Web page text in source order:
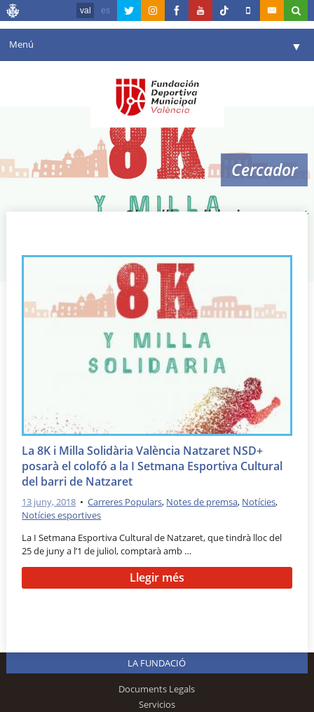
val es
Menú ▼
Comunicació ▼
Cercador
8k milla solidaria nazaret
La 8K i Milla Solidària València Natzaret NSD+
posarà el colofó a la I Setmana Esportiva Cultural
del barri de Natzaret
13 juny, 2018 •Carreres Populars, Notes de premsa, Notícies,
Notícies esportives
La I Setmana Esportiva Cultural de Natzaret, que tindrà lloc del
25 de juny a l’1 de juliol, comptarà amb …
Llegir més
LA FUNDACIÓ
Documents Legals
Servicios